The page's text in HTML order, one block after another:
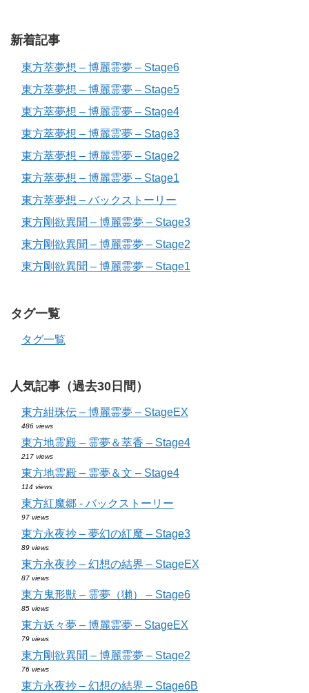
新着記事
東方萃夢想 – 博麗霊夢 – Stage6
東方萃夢想 – 博麗霊夢 – Stage5
東方萃夢想 – 博麗霊夢 – Stage4
東方萃夢想 – 博麗霊夢 – Stage3
東方萃夢想 – 博麗霊夢 – Stage2
東方萃夢想 – 博麗霊夢 – Stage1
東方萃夢想 – バックストーリー
東方剛欲異聞 – 博麗霊夢 – Stage3
東方剛欲異聞 – 博麗霊夢 – Stage2
東方剛欲異聞 – 博麗霊夢 – Stage1
タグ一覧
タグ一覧
人気記事（過去30日間）
東方紺珠伝 – 博麗霊夢 – StageEX
486 views
東方地霊殿 – 霊夢＆萃香 – Stage4
217 views
東方地霊殿 – 霊夢＆文 – Stage4
114 views
東方紅魔郷 - バックストーリー
97 views
東方永夜抄 – 夢幻の紅魔 – Stage3
89 views
東方永夜抄 – 幻想の結界 – StageEX
87 views
東方鬼形獣 – 霊夢（獺） – Stage6
85 views
東方妖々夢 – 博麗霊夢 – StageEX
79 views
東方剛欲異聞 – 博麗霊夢 – Stage2
76 views
東方永夜抄 – 幻想の結界 – Stage6B